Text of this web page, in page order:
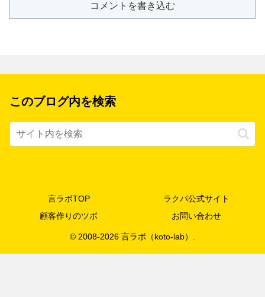
コメントを書き込む
このブログ内を検索
言ラボTOP
ラクパ公式サイト
顧客作りのツボ
お問い合わせ
© 2008-2026 言ラボ（koto-lab）.